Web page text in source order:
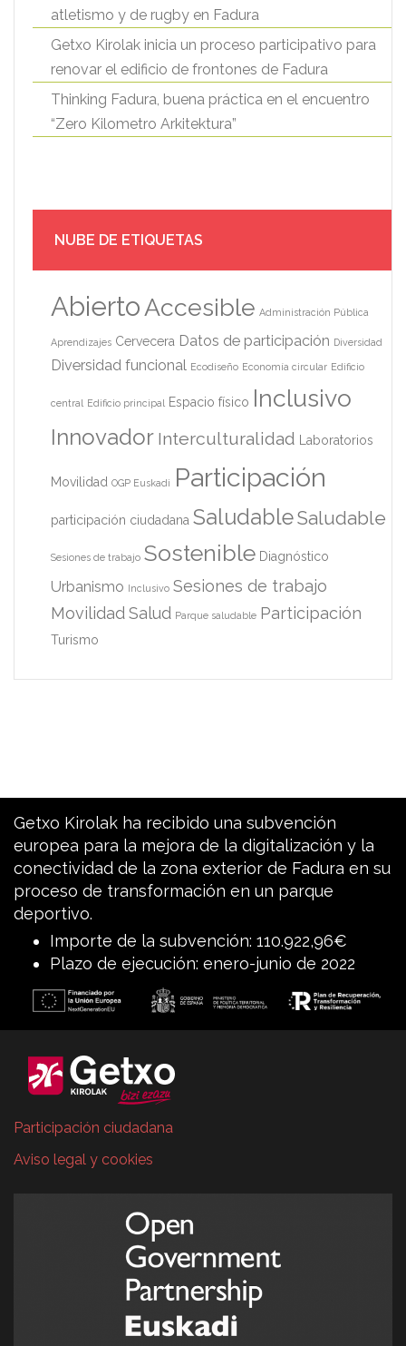
atletismo y de rugby en Fadura
Getxo Kirolak inicia un proceso participativo para
renovar el edificio de frontones de Fadura
Thinking Fadura, buena práctica en el encuentro
“Zero Kilometro Arkitektura”
NUBE DE ETIQUETAS
AbiertoAccesible Administración Pública
Aprendizajes Cervecera Datos de participación Diversidad
Diversidad funcional Ecodiseño Economía circular Edificio
central Edificio principal Espacio físico Inclusivo
Innovador Interculturalidad Laboratorios
Movilidad OGP Euskadi Participación
participación ciudadana SaludableSaludable
Sesiones de trabajo Sostenible Diagnóstico
Urbanismo Inclusivo Sesiones de trabajo
Movilidad Salud Parque saludable Participación
Turismo
Getxo Kirolak ha recibido una subvención
europea para la mejora de la digitalización y la
conectividad de la zona exterior de Fadura en su
proceso de transformación en un parque
deportivo.
Importe de la subvención: 110.922,96€
Plazo de ejecución: enero-junio de 2022
Participación ciudadana
Aviso legal y cookies